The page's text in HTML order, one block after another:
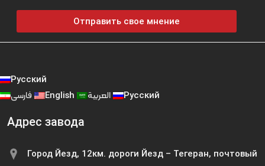
Русский
English Русский
Адрес завода
Город Йезд, 12км. дороги Йезд – Тегеран, почтовый